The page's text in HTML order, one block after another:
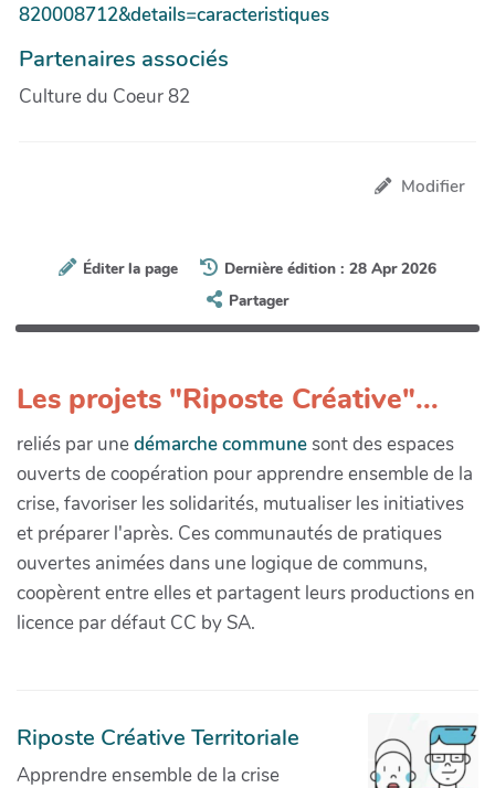
820008712&details=caracteristiques
Partenaires associés
Culture du Coeur 82
Modifier
Éditer la page
Dernière édition : 28 Apr 2026
Partager